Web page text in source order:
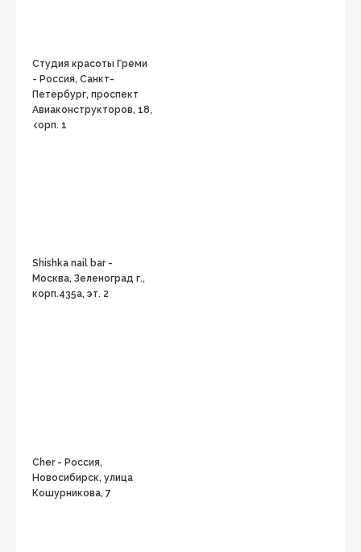
Студия красоты Греми
- Россия, Санкт-
Петербург, проспект
Авиаконструкторов, 18,
корп. 1
Shishka nail bar -
Москва, Зеленоград г.,
корп.435а, эт. 2
Cher - Россия,
Новосибирск, улица
Кошурникова, 7